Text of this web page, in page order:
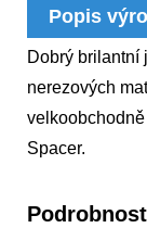
Popis
Dobrý brilantní
nerezových
Spacer.